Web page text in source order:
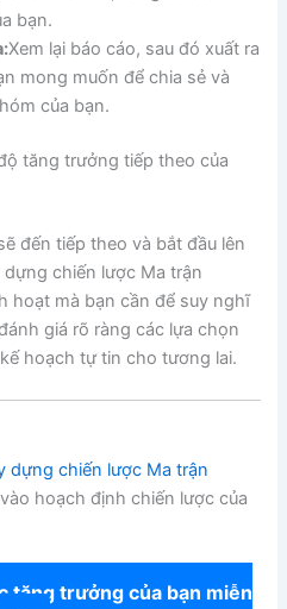
bạn.
Xem lại báo cáo, sau đó xuất ra
mong muốn để chia sẻ và
của bạn.
tăng trưởng tiếp theo của
đến tiếp theo và bắt đầu lên
chiến lược Ma trận
hoạt mà bạn cần để suy nghĩ
giá rõ ràng các lựa chọn
hoạch tự tin cho tương lai.
dựng chiến lược Ma trận
hoạch định chiến lược của
tăng trưởng của bạn miễn